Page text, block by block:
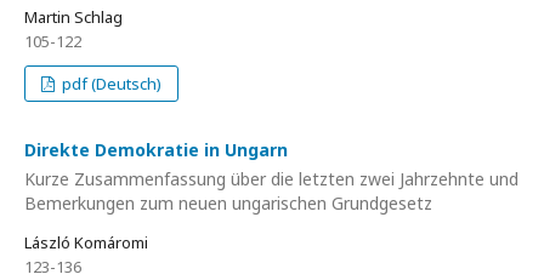
Martin Schlag
105-122
pdf (Deutsch)
Direkte Demokratie in Ungarn
Kurze Zusammenfassung über die letzten zwei Jahrzehnte und
Bemerkungen zum neuen ungarischen Grundgesetz
László Komáromi
123-136